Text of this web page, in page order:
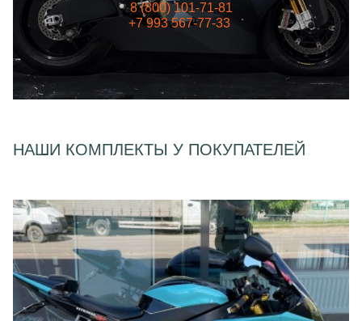
8 (800) 101-71-81
+7 993 567-77-33
НАШИ КОМПЛЕКТЫ У ПОКУПАТЕЛЕЙ